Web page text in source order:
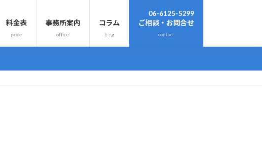
料金表
price
事務所案内
office
コラム
blog
06-6125-5299
ご相談・お問合せ
contact